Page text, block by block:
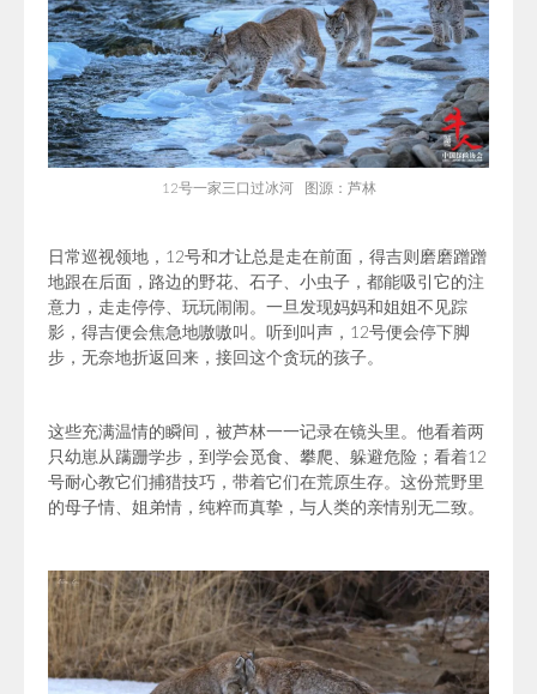
12号一家三口过冰河 图源：芦林
日常巡视领地，12号和才让总是走在前面，得吉则磨磨蹭蹭
地跟在后面，路边的野花、石子、小虫子，都能吸引它的注
意力，走走停停、玩玩闹闹。一旦发现妈妈和姐姐不见踪
影，得吉便会焦急地嗷嗷叫。听到叫声，12号便会停下脚
步，无奈地折返回来，接回这个贪玩的孩子。
这些充满温情的瞬间，被芦林一一记录在镜头里。他看着两
只幼崽从蹒跚学步，到学会觅食、攀爬、躲避危险；看着12
号耐心教它们捕猎技巧，带着它们在荒原生存。这份荒野里
的母子情、姐弟情，纯粹而真挚，与人类的亲情别无二致。